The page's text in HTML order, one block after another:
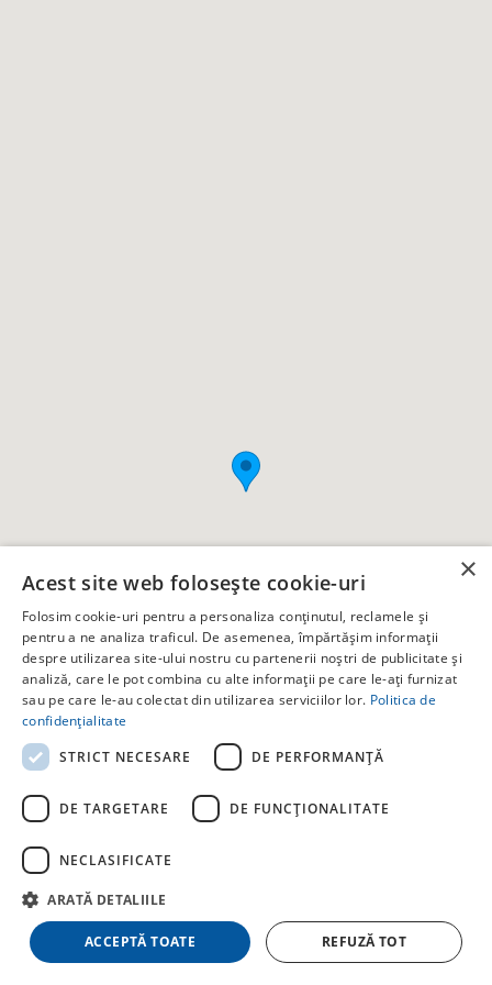
Oltenia Studio Decebal Residence Craiova
Craiova, Bulevardul Decebal nr 73 E - complex rezidential
4 locuri · 3 camere · 1 băi
Începând de la 440 RON
×
Acest site web folosește cookie-uri
Folosim cookie-uri pentru a personaliza conținutul, reclamele și
pentru a ne analiza traficul. De asemenea, împărtășim informații
despre utilizarea site-ului nostru cu partenerii noștri de publicitate și
analiză, care le pot combina cu alte informații pe care le-ați furnizat
sau pe care le-au colectat din utilizarea serviciilor lor. Politica de
confidențialitate
STRICT NECESARE
DE PERFORMANȚĂ
DE TARGETARE DE FUNCŢIONALITATE
NECLASIFICATE
ARATĂ DETALIILE
ACCEPTĂ TOATE REFUZĂ TOT